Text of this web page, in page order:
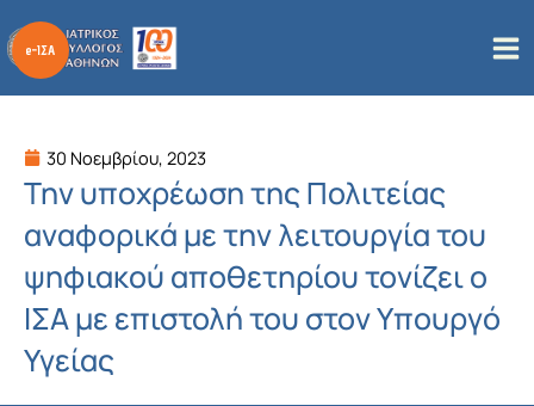
στο
περιεχόμενο
30 Νοεμβρίου, 2023
Την υποχρέωση της Πολιτείας
αναφορικά με την λειτουργία του
ψηφιακού αποθετηρίου τονίζει ο
ΙΣΑ με επιστολή του στον Υπουργό
Υγείας